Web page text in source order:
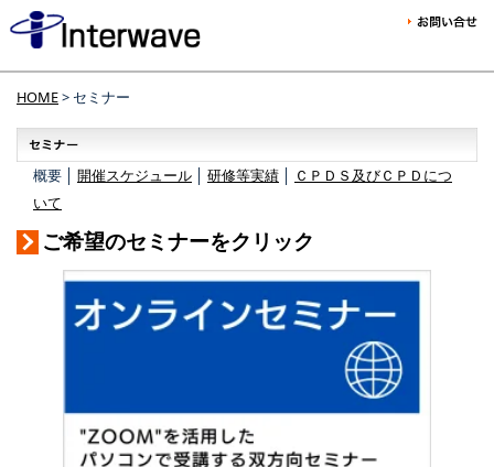
HOME> セミナー
概要 │ 開催スケジュール 研修等実績
ＣＰＤＳ及びＣＰＤにつ
いて
ご希望のセミナーをクリック